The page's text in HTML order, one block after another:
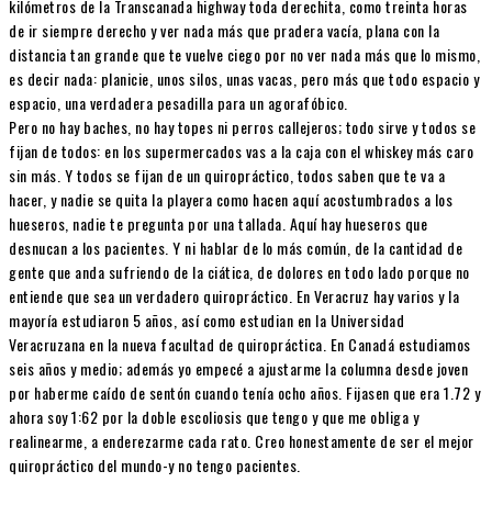
kilómetros de la Transcanada highway toda derechita, como treinta horas
de ir siempre derecho y ver nada más que pradera vacía, plana con la
distancia tan grande que te vuelve ciego por no ver nada más que lo mismo,
es decir nada: planicie, unos silos, unas vacas, pero más que todo espacio y
espacio, una verdadera pesadilla para un agorafóbico.
Pero no hay baches, no hay topes ni perros callejeros; todo sirve y todos se
fijan de todos: en los supermercados vas a la caja con el whiskey más caro
sin más. Y todos se fijan de un quiropráctico, todos saben que te va a
hacer, y nadie se quita la playera como hacen aquí acostumbrados a los
hueseros, nadie te pregunta por una tallada. Aquí hay hueseros que
desnucan a los pacientes. Y ni hablar de lo más común, de la cantidad de
gente que anda sufriendo de la ciática, de dolores en todo lado porque no
entiende que sea un verdadero quiropráctico. En Veracruz hay varios y la
mayoría estudiaron 5 años, así como estudian en la Universidad
Veracruzana en la nueva facultad de quiropráctica. En Canadá estudiamos
seis años y medio; además yo empecé a ajustarme la columna desde joven
por haberme caído de sentón cuando tenía ocho años. Fijasen que era 1.72 y
ahora soy 1:62 por la doble escoliosis que tengo y que me obliga y
realinearme, a enderezarme cada rato. Creo honestamente de ser el mejor
quiropráctico del mundo-y no tengo pacientes.